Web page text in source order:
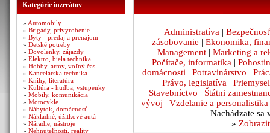
Kategórie inzerátov
» Automobily
» Brigády, privyrobenie
» Byty - predaj a prenájom
» Detské potreby
» Dovolenky, zájazdy
» Elektro, biela technika
» Hobby, army, voľný čas
» Kancelárska technika
» Knihy, literatúra
» Kultúra - hudba, vstupenky
» Mobily, komunikácia
» Motocykle
» Nábytok, domácnosť
» Nákladné, úžitkové autá
» Náradie, nástroje
» Nehnuteľnosti, reality
Administratíva |
zásobovanie |Ekonomika,
Management |Marketing a
Počítače, informatika |
domácnosti |Potravinárstvo |
Právo, legislatíva |
Stavebníctvo | Štátni
vývoj |Vzdelanie a personalistika
| Nachádzate
»